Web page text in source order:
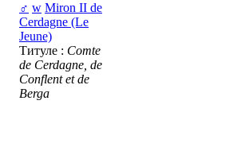
♂ w Miron II de
Cerdagne (Le
Jeune)
Титуле : Comte
de Cerdagne, de
Conflent et de
Berga